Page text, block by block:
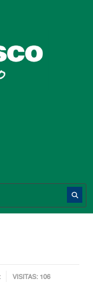
VISITAS: 106